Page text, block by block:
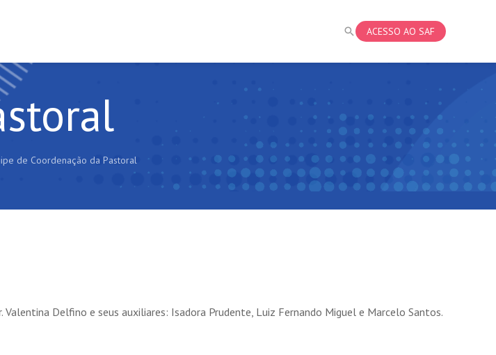
ACESSO AO SAF
de Coordenação da Pastoral
Delfino e seus auxiliares: Isadora Prudente, Luiz Fernando Miguel e Marcelo Santos.